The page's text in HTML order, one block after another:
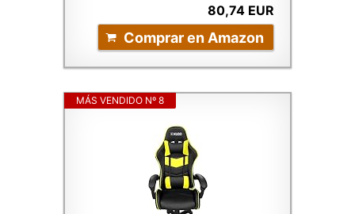
80,74 EUR
Comprar en Amazon
MÁS VENDIDO Nº 8